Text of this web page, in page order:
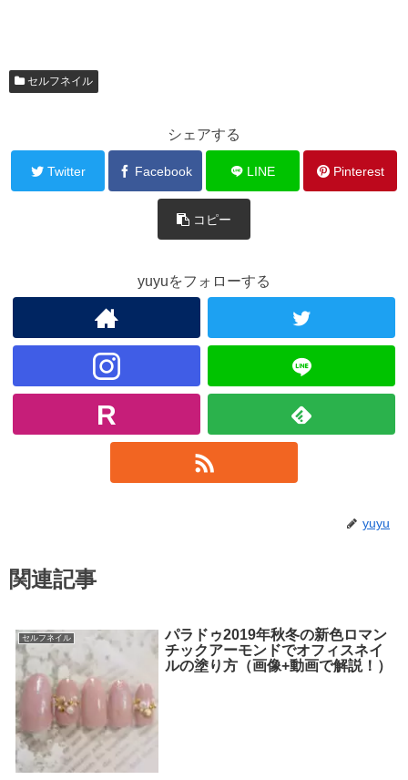
セルフネイル
シェアする
Twitter Facebook LINE Pinterest
コピー
yuyuをフォローする
yuyu
関連記事
セルフネイル
パラドゥ2019年秋冬の新色ロマン
チックアーモンドでオフィスネイ
ルの塗り方（画像+動画で解説！）